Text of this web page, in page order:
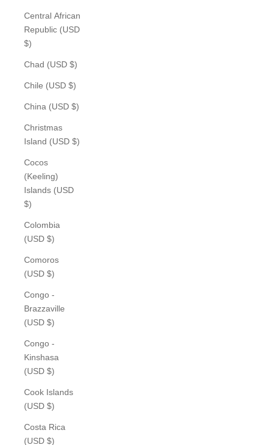
Central African
Republic (USD
$)
Chad (USD $)
Chile (USD $)
China (USD $)
Christmas
Island (USD $)
Cocos
(Keeling)
Islands (USD
$)
Colombia
(USD $)
Comoros
(USD $)
Congo -
Brazzaville
(USD $)
Congo -
Kinshasa
(USD $)
Cook Islands
(USD $)
Costa Rica
(USD $)